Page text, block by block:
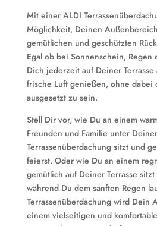
Mit einer ALDI
Möglichkeit, Deinen
gemütlichen und geschützten
Egal ob bei Sonnenschein,
Dich jederzeit auf Deiner
frische Luft genießen, ohne dabei
ausgesetzt zu sein.
Stell Dir vor, wie Du an einem
Freunden und Familie unter Deiner
Terrassenüberdachung sitzt und
feierst. Oder wie Du an einem
gemütlich auf Deiner Terrasse
während Du dem sanften Regen
Terrassenüberdachung wird Dein
einem vielseitigen und